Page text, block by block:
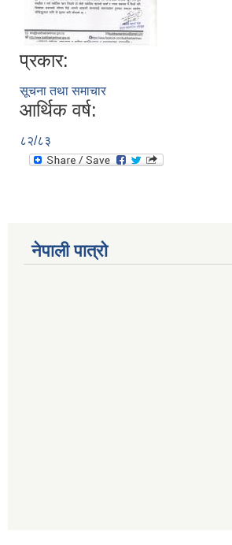
प्रकार:
सूचना तथा समाचार
आर्थिक वर्ष:
८२/८३
नेपाली पात्रो